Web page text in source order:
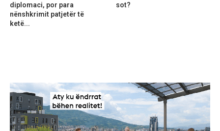
diplomaci, por para
nënshkrimit patjetër të
ketë...
sot?